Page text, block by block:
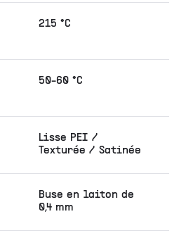
215 °C
50-60 °C
Lisse PEI /
Texturée / Satinée
Buse en laiton de
0,4 mm